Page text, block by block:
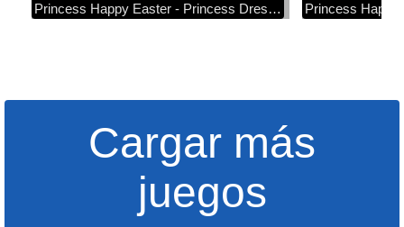
Princess Happy Easter - Princess Dress Up Games
Cargar más
juegos